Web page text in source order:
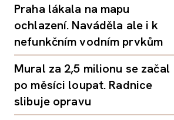
Praha lákala na mapu
ochlazení. Naváděla ale i k
nefunkčním vodním prvkům
Mural za 2,5 milionu se začal
po měsíci loupat. Radnice
slibuje opravu